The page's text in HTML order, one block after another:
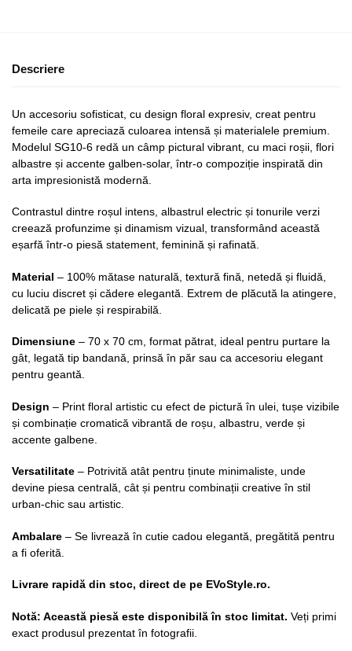
Descriere
Un accesoriu sofisticat, cu design floral expresiv, creat pentru
femeile care apreciază culoarea intensă și materialele premium.
Modelul SG10-6 redă un câmp pictural vibrant, cu maci roșii, flori
albastre și accente galben-solar, într-o compoziție inspirată din
arta impresionistă modernă.
Contrastul dintre roșul intens, albastrul electric și tonurile verzi
creează profunzime și dinamism vizual, transformând această
eșarfă într-o piesă statement, feminină și rafinată.
Material – 100% mătase naturală, textură fină, netedă și fluidă,
cu luciu discret și cădere elegantă. Extrem de plăcută la atingere,
delicată pe piele și respirabilă.
Dimensiune – 70 x 70 cm, format pătrat, ideal pentru purtare la
gât, legată tip bandană, prinsă în păr sau ca accesoriu elegant
pentru geantă.
Design – Print floral artistic cu efect de pictură în ulei, tușe vizibile
și combinație cromatică vibrantă de roșu, albastru, verde și
accente galbene.
Versatilitate – Potrivită atât pentru ținute minimaliste, unde
devine piesa centrală, cât și pentru combinații creative în stil
urban-chic sau artistic.
Ambalare – Se livrează în cutie cadou elegantă, pregătită pentru
a fi oferită.
Livrare rapidă din stoc, direct de pe EVoStyle.ro.
Notă: Această piesă este disponibilă în stoc limitat. Veți primi
exact produsul prezentat în fotografii.